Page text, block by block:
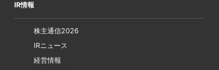
IR情報
株主通信2026
IRニュース
経営情報